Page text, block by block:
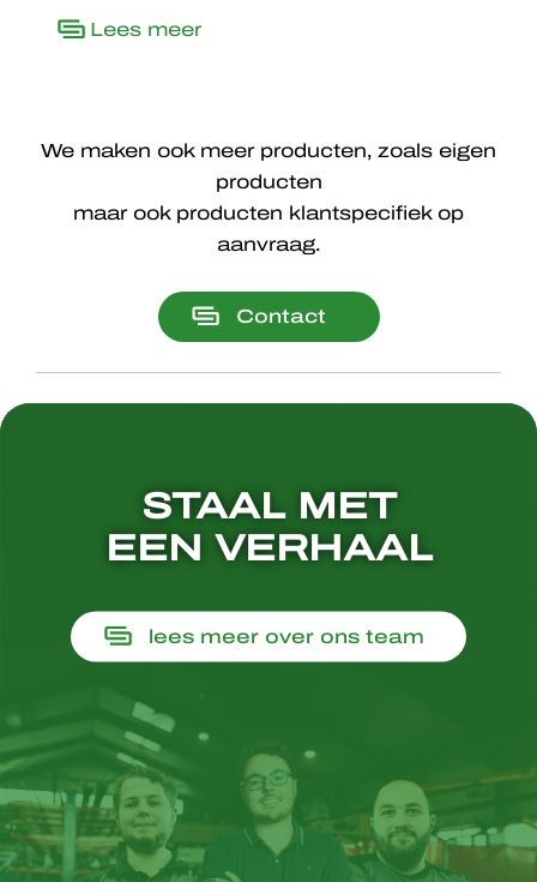
Lees meer
We maken ook meer producten, zoals eigen
producten
maar ook producten klantspecifiek op
aanvraag.
Contact
STAAL MET
EEN VERHAAL
lees meer over ons team